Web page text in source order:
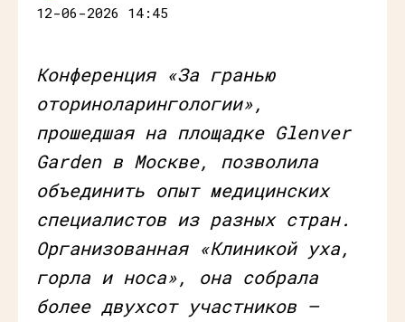
12-06-2026 14:45
Конференция «За гранью
оториноларингологии»,
прошедшая на площадке Glenver
Garden в Москве, позволила
объединить опыт медицинских
специалистов из разных стран.
Организованная «Клиникой уха,
горла и носа», она собрала
более двухсот участников —